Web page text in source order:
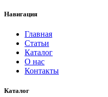
Навигация
Главная
Статьи
Каталог
О нас
Контакты
Каталог